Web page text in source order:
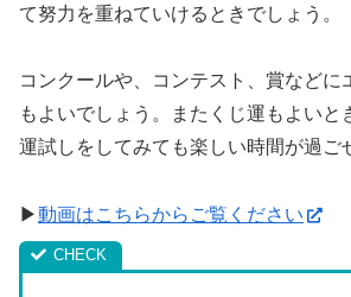
て努力を重ねていけるときでしょう。
コンクールや、コンテスト、賞などに
もよいでしょう。またくじ運もよいと
運試しをしてみても楽しい時間が過ご
▶動画はこちらからご覧ください